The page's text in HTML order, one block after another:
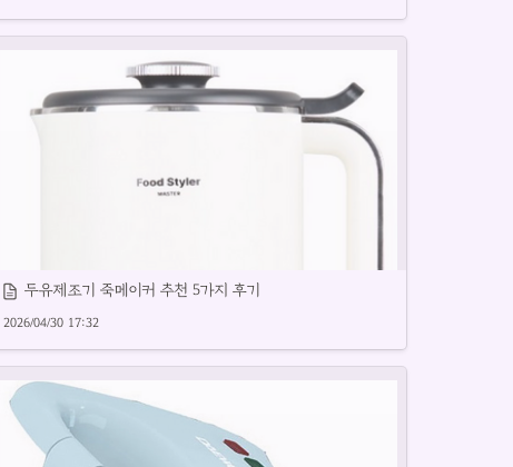
두유제조기 죽메이커 추천 5가지 후기
2026/04/30 17:32